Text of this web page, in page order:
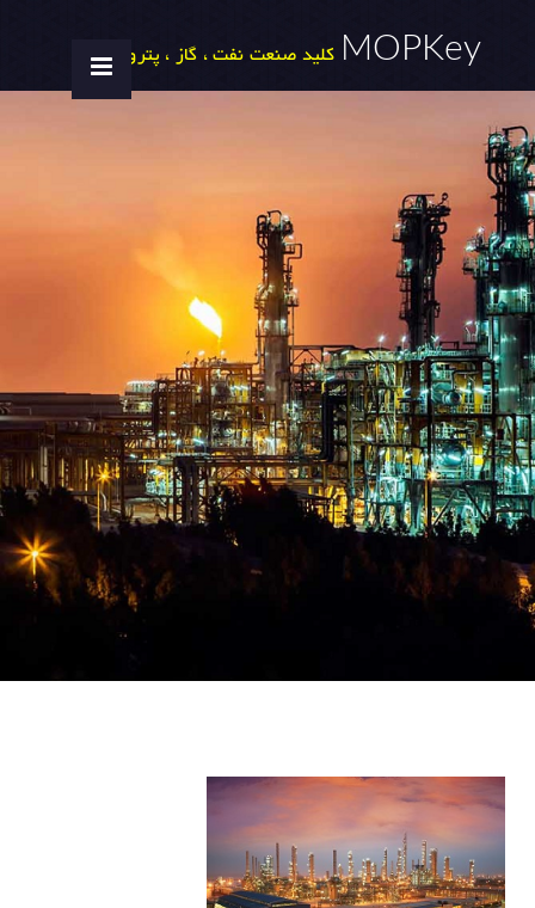
MOPKey کلید صنعت نفت ، گاز ، پتروشیمی